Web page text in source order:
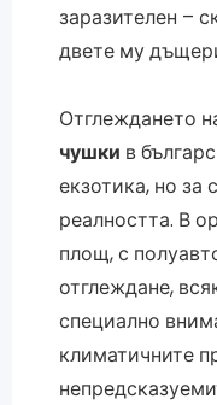
заразителен –
двете му
Отглеждането
чушки в
екзотика, но за
реалността. В
площ, с
отглеждане,
специално
климатичните